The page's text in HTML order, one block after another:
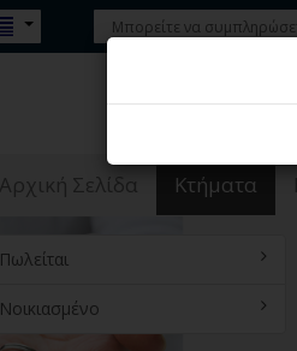
Αρχική Σελίδα Κτήματα
Πωλείται
Νοικιασμένο